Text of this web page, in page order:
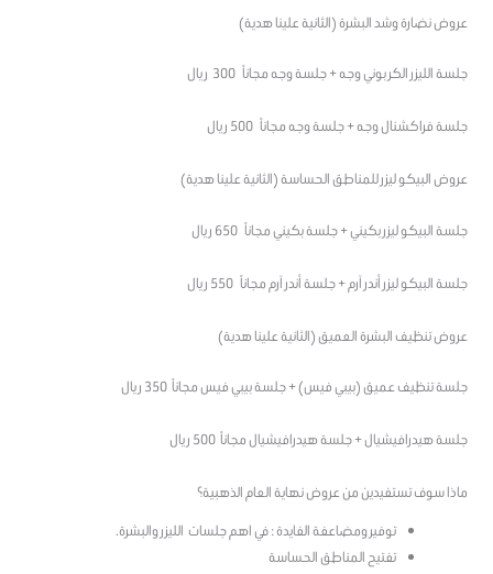
عروض نضارة وشد البشرة (الثانية علينا هدية)
جلسة الليزر الكربوني وجه + جلسة وجه مجاناً 300 ريال
جلسة فراكشنال وجه + جلسة وجه مجاناً 500 ريال
عروض البيكو ليزر للمناطق الحساسة (الثانية علينا هدية)
جلسة البيكو ليزر بكيني + جلسة بكيني مجاناً 650 ريال
جلسة البيكو ليزر أندر آرم + جلسة أندر آرم مجاناً 550 ريال
عروض تنظيف البشرة العميق (الثانية علينا هدية)
جلسة تنظيف عميق (بيبي فيس) + جلسة بيبي فيس مجاناً 350 ريال
جلسة هيدرافيشيال + جلسة هيدرافيشيال مجاناً 500 ريال
ماذا سوف تستفيدين من عروض نهاية العام الذهبية؟
توفير ومضاعفة الفايدة : في اهم جلسات الليزر والبشرة.
تفتيح المناطق الحساسة